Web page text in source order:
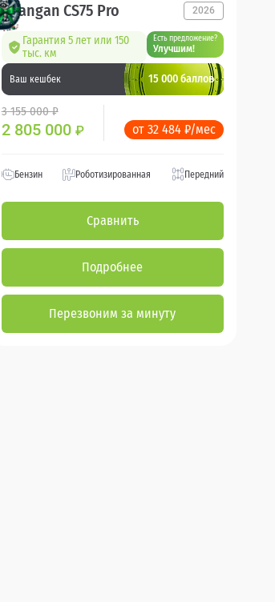
Changan CS75 Pro 2026
Гарантия 5 лет или 150
тыс. км
Есть предложение?
Улучшим!
Ваш кешбек 15 000 баллов
3 155 000 ₽
2 805 000 ₽ от 32 484 ₽/мес
Бензин Роботизированная Передний
Сравнить
Подробнее
Перезвоним за минуту